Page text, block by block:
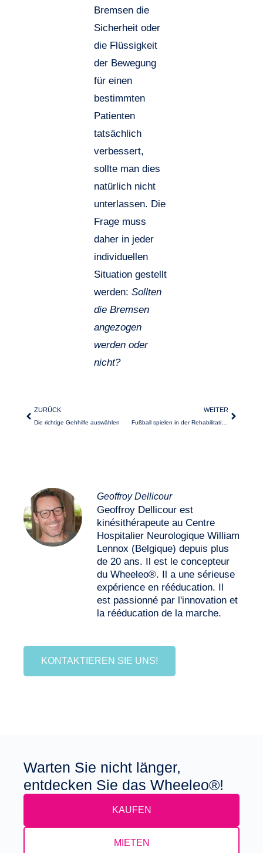
Bremsen die
Sicherheit oder
die Flüssigkeit
der Bewegung
für einen
bestimmten
Patienten
tatsächlich
verbessert,
sollte man dies
natürlich nicht
unterlassen. Die
Frage muss
daher in jeder
individuellen
Situation gestellt
werden: Sollten
die Bremsen
angezogen
werden oder
nicht?
ZURÜCK
Die richtige Gehhilfe auswählen
WEITER
Fußball spielen in der Rehabilitation: Gleichgewicht, Koordination… und Wheeleo®
Geoffroy Dellicour
Geoffroy Dellicour est
kinésithérapeute au Centre
Hospitalier Neurologique William
Lennox (Belgique) depuis plus
de 20 ans. Il est le concepteur
du Wheeleo®. Il a une sérieuse
expérience en rééducation. Il
est passionné par l'innovation et
la rééducation de la marche.
KONTAKTIEREN SIE UNS!
Warten Sie nicht länger,
entdecken Sie das Wheeleo®!
KAUFEN
MIETEN